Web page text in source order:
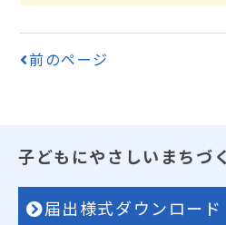
前のページ
子どもにやさしいまちづ
届出様式ダウンロード